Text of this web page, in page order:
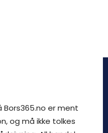
Bors365.no er ment
og må ikke tolkes